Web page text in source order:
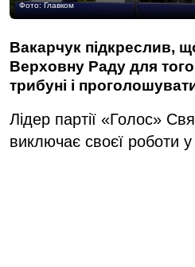
Фото: Главком
Вакарчук підкреслив,
Верховну Раду для
трибуні і
Лідер партії «Голос»
виключає своєї роботи у